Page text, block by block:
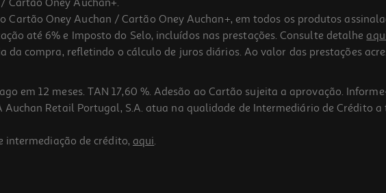
Cartão Oney Auchan+.
Cartão Oney Auchan / Cartão Oney Auchan+, em todos os produtos
até 6% e Imposto do Selo, incluídos nas prestações. Consulte detalhe
da compra, refletindo o cálculo de juros diários. Ao valor das prestações
em 12 meses. TAN 17,60 %. Adesão ao Cartão sujeita a aprovação.
Auchan Retail Portugal, S.A. atua na qualidade de Intermediário de Crédito
intermediação de crédito, aqui.